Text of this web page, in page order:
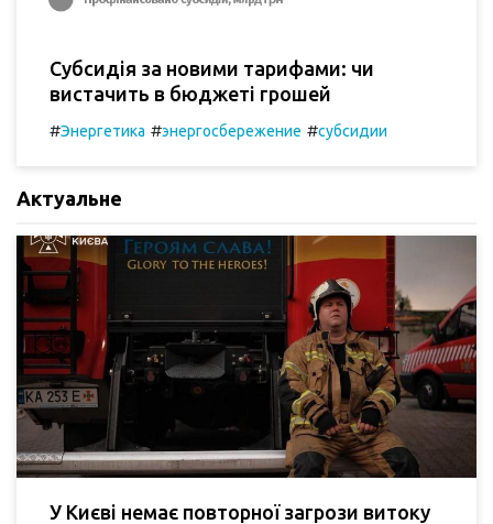
Субсидія за новими тарифами: чи
вистачить в бюджеті грошей
#Энергетика #энергосбережение #субсидии
Актуальне
У Києві немає повторної загрози витоку